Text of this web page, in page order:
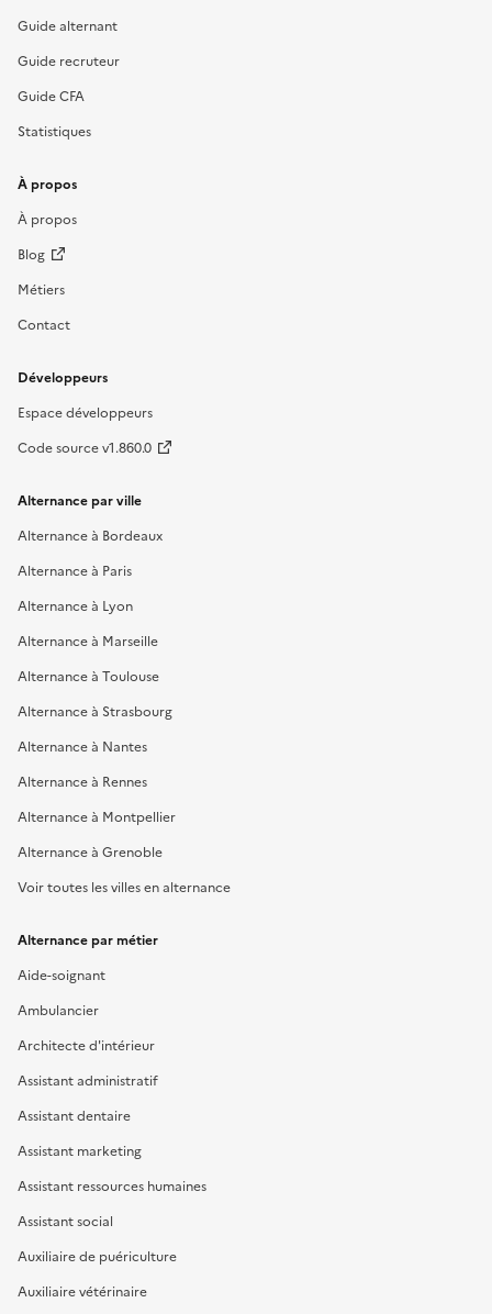
Guide alternant
Guide recruteur
Guide CFA
Statistiques
À propos
À propos
Blog
Métiers
Contact
Développeurs
Espace développeurs
Code source v1.860.0
Alternance par ville
Alternance à Bordeaux
Alternance à Paris
Alternance à Lyon
Alternance à Marseille
Alternance à Toulouse
Alternance à Strasbourg
Alternance à Nantes
Alternance à Rennes
Alternance à Montpellier
Alternance à Grenoble
Voir toutes les villes en alternance
Alternance par métier
Aide-soignant
Ambulancier
Architecte d'intérieur
Assistant administratif
Assistant dentaire
Assistant marketing
Assistant ressources humaines
Assistant social
Auxiliaire de puériculture
Auxiliaire vétérinaire